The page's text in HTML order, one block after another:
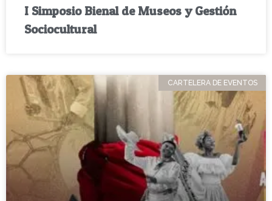
I Simposio Bienal de Museos y Gestión
Sociocultural
CARTELERA DE EVENTOS